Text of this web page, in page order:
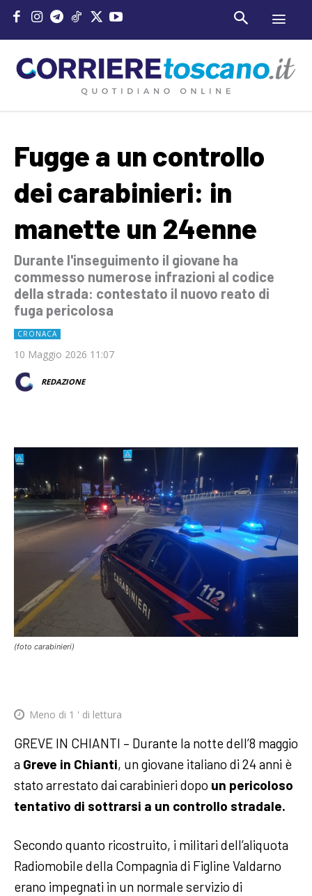
Fugge a un controllo
dei carabinieri: in
manette un 24enne
Durante l'inseguimento il giovane ha
commesso numerose infrazioni al codice
della strada: contestato il nuovo reato di
fuga pericolosa
CRONACA
10 Maggio 2026 11:07
REDAZIONE
(foto carabinieri)
Meno di 1 ' di lettura
GREVE IN CHIANTI – Durante la notte dell’8 maggio
a Greve in Chianti, un giovane italiano di 24 anni è
stato arrestato dai carabinieri dopo un pericoloso
tentativo di sottrarsi a un controllo stradale.
Secondo quanto ricostruito, i militari dell’aliquota
Radiomobile della Compagnia di Figline Valdarno
erano impegnati in un normale servizio di